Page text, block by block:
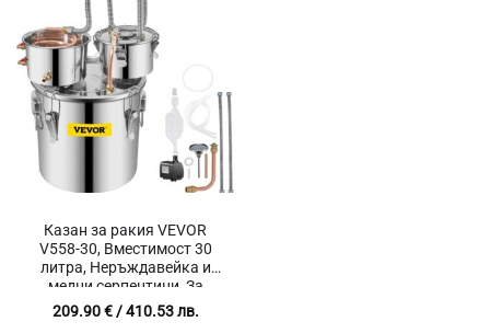
Казан за ракия VEVOR
V558-30, Вместимост 30
литра, Неръждавейка и
медни серпентини, За
дестилация на алкохол,
Циркулационна помпа
209.90€/ 410.53 лв.